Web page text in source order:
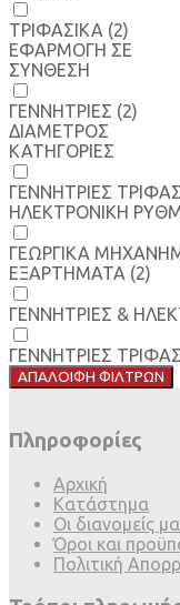
ΤΡΙΦΑΣΙΚΑ (2)
ΕΦΑΡΜΟΓΗ ΣΕ
ΣΥΝΘΕΣΗ
ΓΕΝΝΗΤΡΙΕΣ (2)
ΔΙΑΜΕΤΡΟΣ
ΚΑΤΗΓΟΡΙΕΣ
ΓΕΝΝΗΤΡΙΕΣ
ΗΛΕΚΤΡΟΝΙΚΗ
ΓΕΩΡΓΙΚΑ
ΕΞΑΡΤΗΜΑΤΑ (2)
ΓΕΝΝΗΤΡΙΕΣ &
ΓΕΝΝΗΤΡΙΕΣ
ΑΠΑΛΟΙΦΗ ΦΙΛΤΡΩΝ
Πληροφορίες
Αρχική
Κατάστημα
Οι διανομείς
Όροι και
Πολιτική